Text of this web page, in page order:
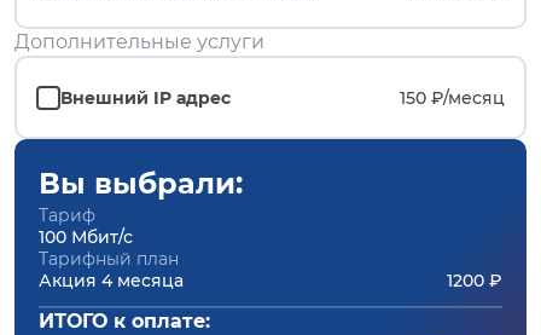
Дополнительные услуги
Внешний IP адрес 150 ₽/месяц
Вы выбрали:
Тариф
100 Мбит/с
Тарифный план
Акция 4 месяца
1200 ₽
ИТОГО к оплате: